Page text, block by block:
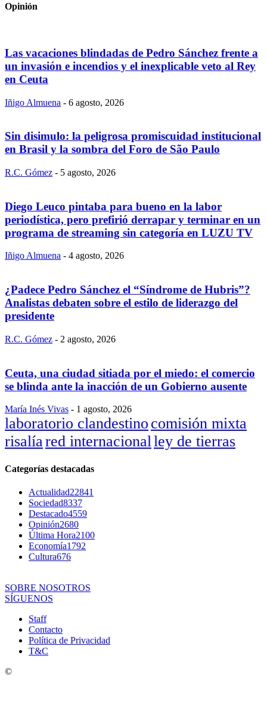
Opinión
Las vacaciones blindadas de Pedro Sánchez frente a
un invasión e incendios y el inexplicable veto al Rey
en Ceuta
Iñigo Almuena - 6 agosto, 2026
Sin disimulo: la peligrosa promiscuidad institucional
en Brasil y la sombra del Foro de São Paulo
R.C. Gómez - 5 agosto, 2026
Diego Leuco pintaba para bueno en la labor
periodística, pero prefirió derrapar y terminar en un
programa de streaming sin categoría en LUZU TV
Iñigo Almuena - 4 agosto, 2026
¿Padece Pedro Sánchez el “Síndrome de Hubris”?
Analistas debaten sobre el estilo de liderazgo del
presidente
R.C. Gómez - 2 agosto, 2026
Ceuta, una ciudad sitiada por el miedo: el comercio
se blinda ante la inacción de un Gobierno ausente
María Inés Vivas - 1 agosto, 2026
laboratorio clandestino comisión mixta
risalíared internacionalley de tierras
Categorías destacadas
Actualidad22841
Sociedad8337
Destacado4559
Opinión2680
Última Hora2100
Economía1792
Cultura676
SOBRE NOSOTROS
SÍGUENOS
Staff
Contacto
Política de Privacidad
T&C
©